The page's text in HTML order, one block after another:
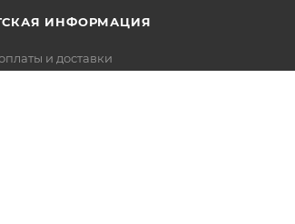
ИНФОРМАЦИЯ
и доставки